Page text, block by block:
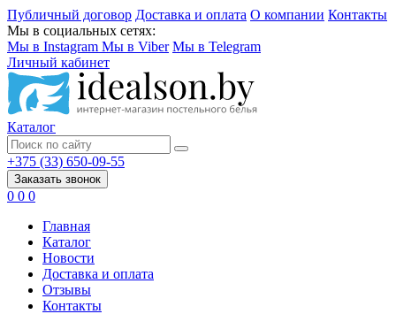
Публичный договор Доставка и оплата О компании Контакты
Мы в социальных сетях:
Мы в Instagram Мы в Viber Мы в Telegram
Личный кабинет
Каталог
+375 (33) 650-09-55
Заказать звонок
0 0 0
Главная
Каталог
Новости
Доставка и оплата
Отзывы
Контакты